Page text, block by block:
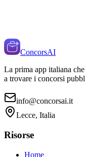
ConcorsAI
La prima app italiana
a trovare i concorsi
info@concorsai.it
Lecce, Italia
Risorse
Home